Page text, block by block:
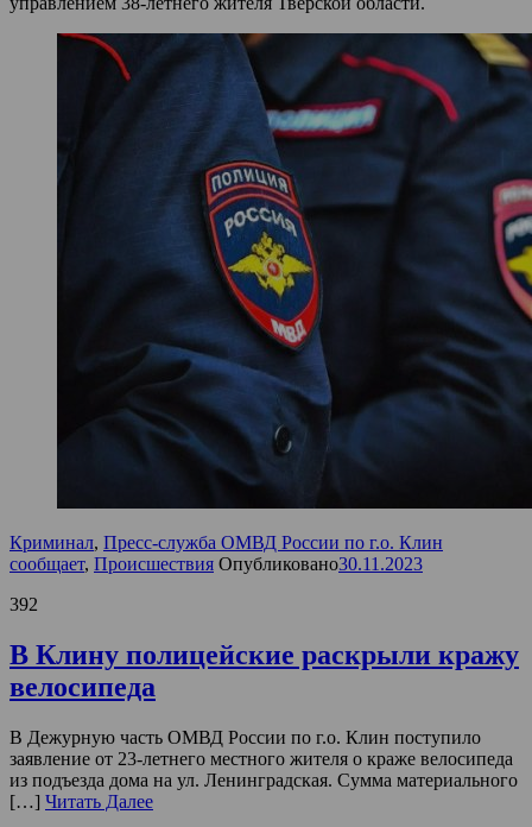
Криминал, Пресс-служба ОМВД России по г.о. Клин
сообщает, Происшествия Опубликовано30.11.2023
392
В Клину полицейские раскрыли кражу
велосипеда
В Дежурную часть ОМВД России по г.о. Клин поступило
заявление от 23-летнего местного жителя о краже велосипеда
из подъезда дома на ул. Ленинградская. Сумма материального
[…] Читать Далее